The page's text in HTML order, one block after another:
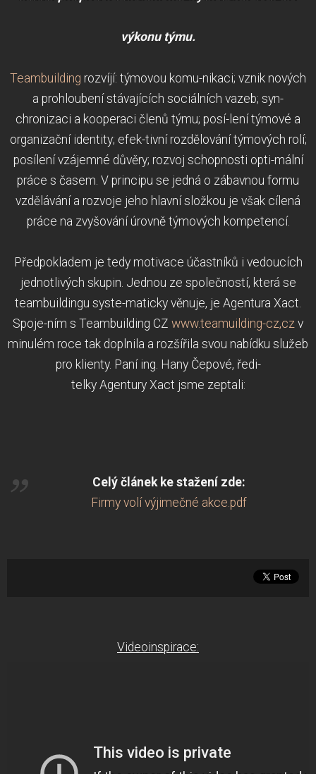
výkonu týmu.
Teambuilding rozvíjí: týmovou komu-nikaci; vznik nových
a prohloubení stávajících sociálních vazeb; syn-
chronizaci a kooperaci členů týmu; posí-lení týmové a
organizační identity; efek-tivní rozdělování týmových rolí;
posílení vzájemné důvěry; rozvoj schopnosti opti-mální
práce s časem. V principu se jedná o zábavnou formu
vzdělávání a rozvoje jeho hlavní složkou je však cílená
práce na zvyšování úrovně týmových kompetencí.
Předpokladem je tedy motivace účastníků i vedoucích
jednotlivých skupin. Jednou ze společností, která se
teambuildingu syste-maticky věnuje, je Agentura Xact.
Spoje-ním s Teambuilding CZ www.teamuilding-cz,cz v
minulém roce tak doplnila a rozšířila svou nabídku služeb
pro klienty. Paní ing. Hany Čepové, ředi-
telky Agentury Xact jsme zeptali:
Celý článek ke stažení zde:
Firmy volí výjimečné akce.pdf
Videoinspirace: